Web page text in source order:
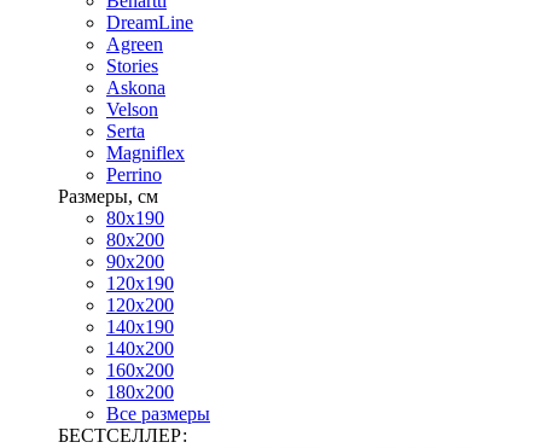
DreamLine
Agreen
Stories
Askona
Velson
Serta
Magniflex
Perrino
Размеры, см
80х190
80х200
90х200
120х190
120х200
140х190
140х200
160х200
180х200
Все размеры
БЕСТСЕЛЛЕР: